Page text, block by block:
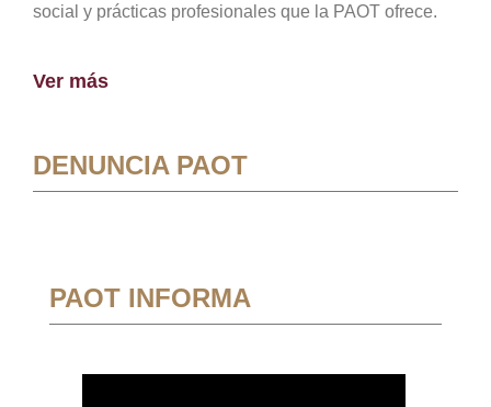
social y prácticas profesionales que la PAOT ofrece.
Ver más
DENUNCIA PAOT
PAOT INFORMA